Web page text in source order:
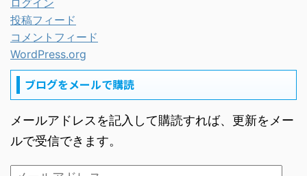
ログイン
投稿フィード
コメントフィード
WordPress.org
ブログをメールで購読
メールアドレスを記入して購読すれば、更新をメー
ルで受信できます。